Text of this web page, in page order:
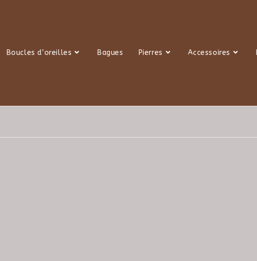
Boucles d’oreilles Bagues Pierres Accessoires